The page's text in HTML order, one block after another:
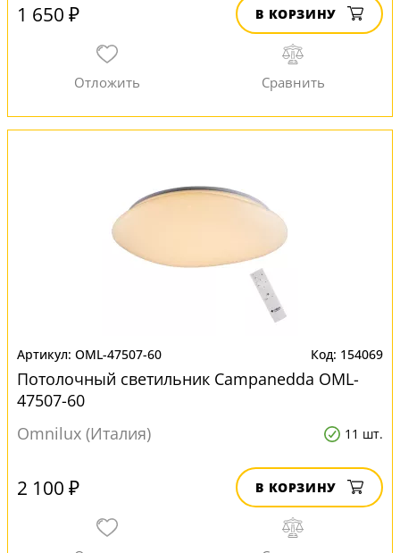
1 650 ₽ В КОРЗИНУ
OML-47507-60 154069
Потолочный светильник Campanedda OML-
47507-60
Omnilux (Италия)
11 шт.
2 100 ₽ В КОРЗИНУ